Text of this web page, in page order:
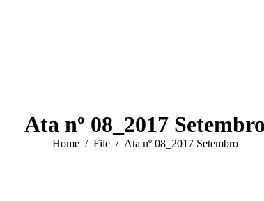
Ata nº 08_2017 Setembro
You are here:
Home File Ata nº 08_2017 Setembro